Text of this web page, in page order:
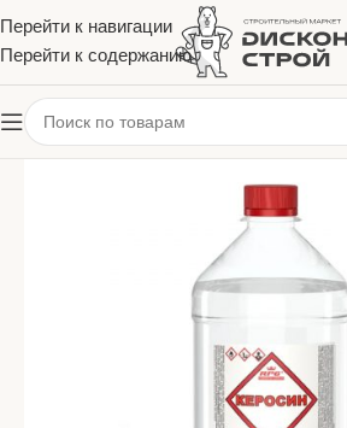
Перейти к навигации
Перейти к содержанию